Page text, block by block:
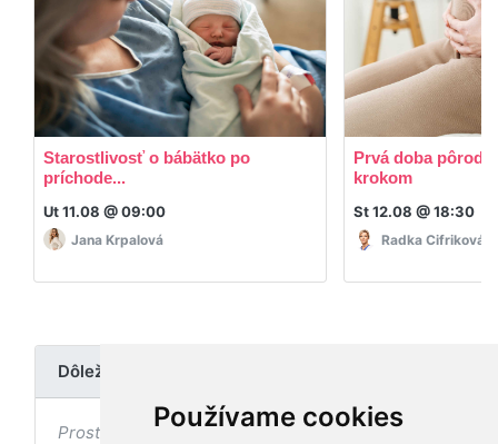
Používame cookies
Starostlivosť o bábätko po
príchode...
Ut 11.08 @ 09:00
Jana Krpalová
Prvá doba
krokom
St 12.08 @ 18:30
Radka Cifriková
Dôležité upozornenie
Prostredníctvom stránky nedochádza k